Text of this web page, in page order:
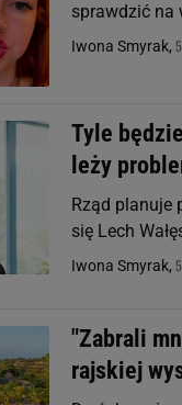
sprawdzić na
Iwona Smyrak,
Tyle
leży
Rząd planuje
się Lech
Iwona Smyrak,
"Zabrali
rajskiej